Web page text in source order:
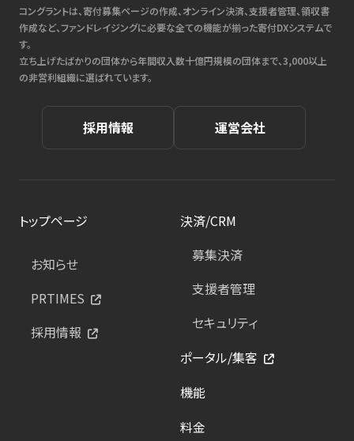
コングラントは、寄付募集ページの作成、オンライン決済、支援者管理、領収書
作成など、ファンドレイジングに必要な全ての機能が揃った寄付DXシステムで
す。
立ち上げたばかりの団体から年間収入数十億円規模の団体まで、3,000以上
の非営利組織に選ばれています。
採用情報 運営会社
トップページ
お知らせ
PRTIMES
採用情報
決済/CRM
募集決済
支援者管理
セキュリティ
ポータル/集客
機能
料金